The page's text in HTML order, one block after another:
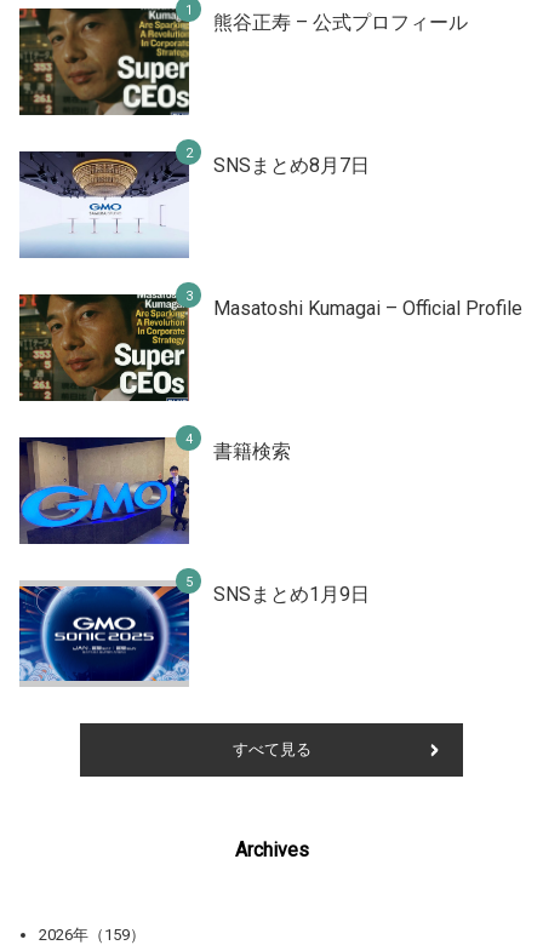
熊谷正寿 – 公式プロフィール
SNSまとめ8月7日
Masatoshi Kumagai – Official Profile
書籍検索
SNSまとめ1月9日
すべて見る
Archives
2026年（159）